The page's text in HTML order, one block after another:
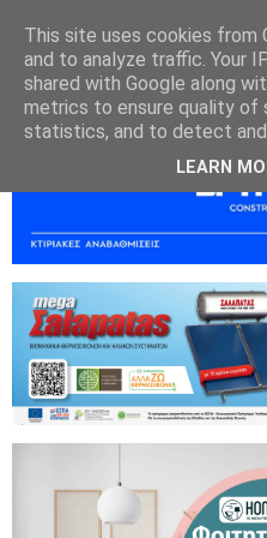
This site uses cookies from
and to analyze traffic. Your
shared with Google along
metrics to ensure quality of
statistics, and to detect and
LEARN